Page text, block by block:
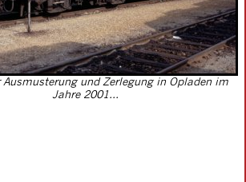
Ausmusterung und Zerlegung in Opladen im
Jahre 2001...